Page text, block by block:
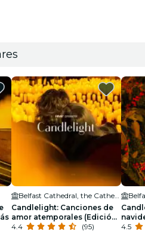
Candlelight: Canciones de
amor atemporales (Edición
especial San Valentín)
4.4
(95)
4.5